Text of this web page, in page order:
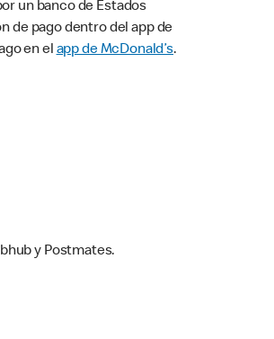
un banco de Estados
de pago dentro del app de
en elapp de McDonald’s.
y Postmates.